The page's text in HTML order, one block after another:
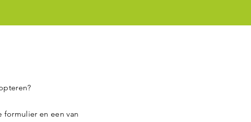
formulier en een van